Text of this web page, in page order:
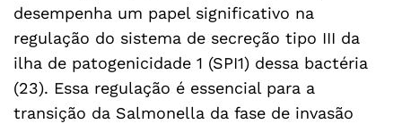
desempenha um papel significativo na
regulação do sistema de secreção tipo III da
ilha de patogenicidade 1 (SPI1) dessa bactéria
(23). Essa regulação é essencial para a
transição da Salmonella da fase de invasão